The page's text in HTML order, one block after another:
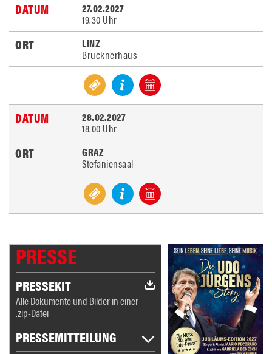
27.02.2027
19.30 Uhr
LINZ
Brucknerhaus
28.02.2027
18.00 Uhr
GRAZ
Stefaniensaal
PRESSE
PRESSEKIT
Alle Dokumente und Bilder in einer
.zip-Datei
PRESSEMITTEILUNG